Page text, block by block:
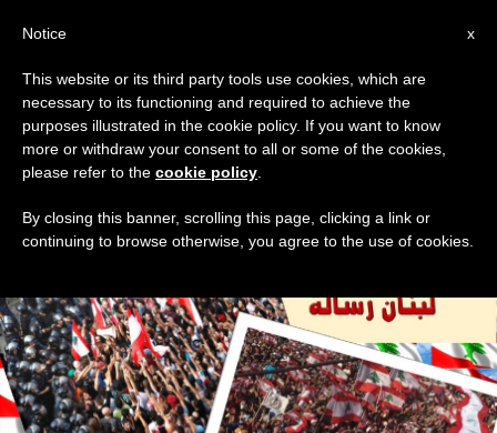
DAY
August 27th, 2024
DERNIÈRES NOUVELLES
x
Notice
This website or its third party tools use cookies, which are
necessary to its functioning and required to achieve the
purposes illustrated in the cookie policy. If you want to know
more or withdraw your consent to all or some of the cookies,
please refer to the cookie policy
By closing this banner, scrolling this page, clicking a link or
continuing to browse otherwise, you agree to the use of cookies.